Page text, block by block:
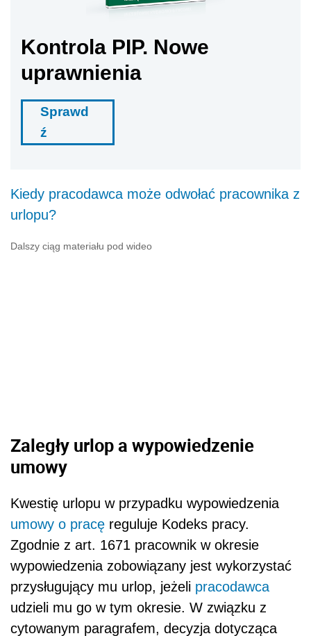
Kontrola PIP. Nowe
uprawnienia
Sprawd
ź
Kiedy pracodawca może odwołać pracownika z
urlopu?
Dalszy ciąg materiału pod wideo
Zaległy urlop a wypowiedzenie
umowy
Kwestię urlopu w przypadku wypowiedzenia
umowy o pracę reguluje Kodeks pracy.
Zgodnie z art. 1671 pracownik w okresie
wypowiedzenia zobowiązany jest wykorzystać
przysługujący mu urlop, jeżeli pracodawca
udzieli mu go w tym okresie. W związku z
cytowanym paragrafem, decyzja dotycząca